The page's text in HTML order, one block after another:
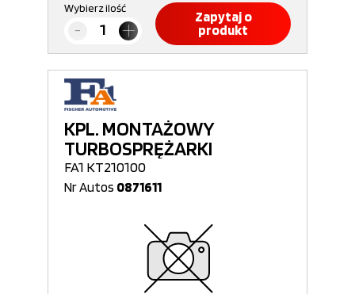
Wybierz ilość
Zapytaj o
produkt
KPL. MONTAŻOWY
TURBOSPRĘŻARKI
FA1 KT210100
Nr Autos 0871611